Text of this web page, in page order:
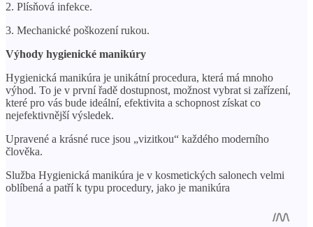
2. Plísňová infekce.
3. Mechanické poškození rukou.
Výhody hygienické manikúry
Hygienická manikúra je unikátní procedura, která má mnoho
výhod. To je v první řadě dostupnost, možnost vybrat si zařízení,
které pro vás bude ideální, efektivita a schopnost získat co
nejefektivnější výsledek.
Upravené a krásné ruce jsou „vizitkou“ každého moderního
člověka.
Služba Hygienická manikúra je v kosmetických salonech velmi
oblíbená a patří k typu procedury, jako je manikúra